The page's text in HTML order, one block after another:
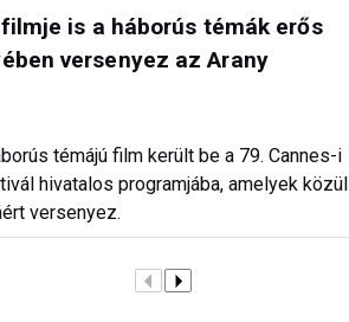
is a háborús témák erős
versenyez az Arany
témájú film került be a 79. Cannes-i
hivatalos programjába, amelyek közül
versenyez.